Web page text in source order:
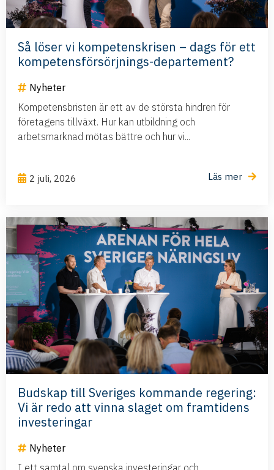
Så löser vi kompetenskrisen – dags för ett
kompetensförsörjnings-departement?
Nyheter
Kompetensbristen är ett av de största hindren för
företagens tillväxt. Hur kan utbildning och
arbetsmarknad mötas bättre och hur vi...
2 juli, 2026 Läs mer
Budskap till Sveriges kommande regering:
Vi är redo att vinna slaget om framtidens
investeringar
Nyheter